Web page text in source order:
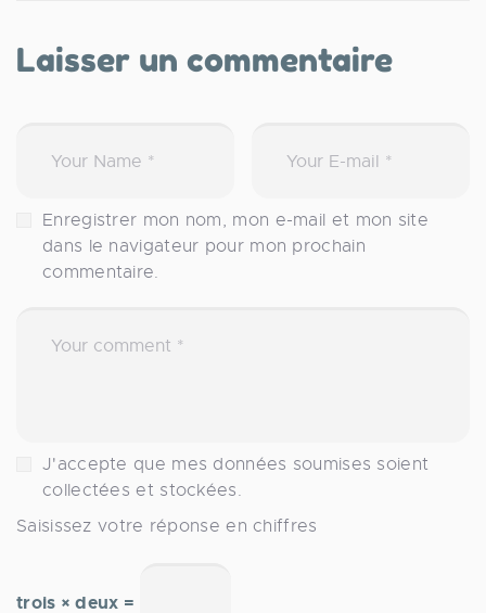
Laisser un commentaire
Enregistrer mon nom, mon e-mail et mon site
dans le navigateur pour mon prochain
commentaire.
J'accepte que mes données soumises soient
collectées et stockées.
Saisissez votre réponse en chiffres
trois × deux =